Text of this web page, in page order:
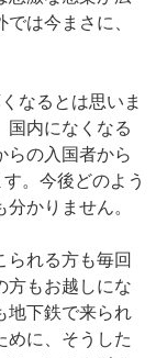
は今まさに、
なるとは思いま
国内になくなる
らの入国者から
。今後どのよう
かりません。
れる方も毎回
方もお越しにな
地下鉄で来られ
めに、そうした